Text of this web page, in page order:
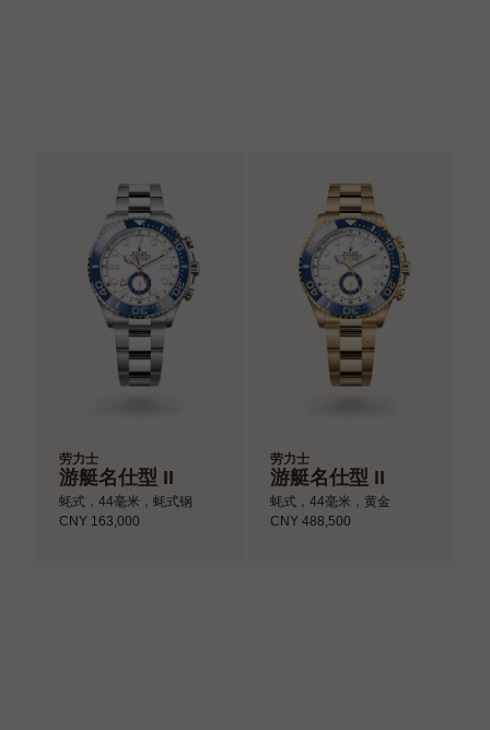
劳力士
游艇名仕型 II
蚝式，44毫米，蚝式钢
CNY 163,000
劳力士
游艇名仕型 II
蚝式，44毫米，黄金
CNY 488,500